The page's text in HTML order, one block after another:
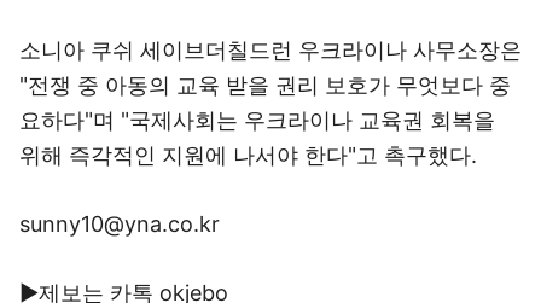
소니아 쿠쉬 세이브더칠드런 우크라이나 사무소장은
"전쟁 중 아동의 교육 받을 권리 보호가 무엇보다 중
요하다"며 "국제사회는 우크라이나 교육권 회복을
위해 즉각적인 지원에 나서야 한다"고 촉구했다.
sunny10@yna.co.kr
▶제보는 카톡 okjebo